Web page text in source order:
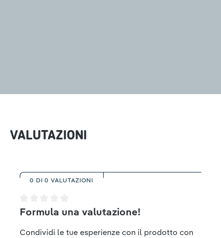
VALUTAZIONI
0 DI 0 VALUTAZIONI
Valutazione media di 0 su 5 stelle
Formula una valutazione!
Condividi le tue esperienze con il prodotto con